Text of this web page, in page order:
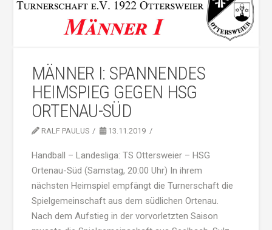
MÄNNER I: SPANNENDES
HEIMSPIEG GEGEN HSG
ORTENAU-SÜD
RALF PAULUS 13.11.2019
Handball – Landesliga: TS Ottersweier – HSG
Ortenau-Süd (Samstag, 20:00 Uhr) In ihrem
nächsten Heimspiel empfängt die Turnerschaft die
Spielgemeinschaft aus dem südlichen Ortenau.
Nach dem Aufstieg in der vorvorletzten Saison